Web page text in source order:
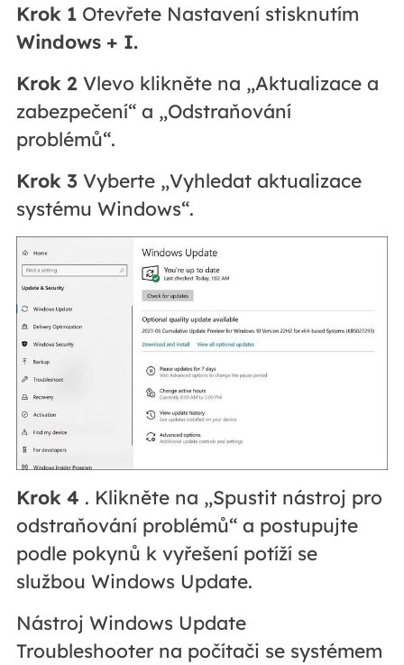
Krok 1Otevřete Nastavení stisknutím
Windows + I.
Krok 2Vlevo klikněte na „Aktualizace a
zabezpečení“ a „Odstraňování
problémů“.
Krok 3Vyberte „Vyhledat aktualizace
systému Windows“.
Krok 4 . Klikněte na „Spustit nástroj pro
odstraňování problémů“ a postupujte
podle pokynů k vyřešení potíží se
službou Windows Update.
Nástroj Windows Update
Troubleshooter na počítači se systémem